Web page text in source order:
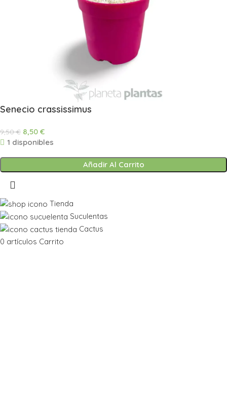
Senecio crassissimus
9,50€ 8,50 €
1 disponibles
Añadir Al Carrito
Tienda
Suculentas
Cactus
0 artículos Carrito